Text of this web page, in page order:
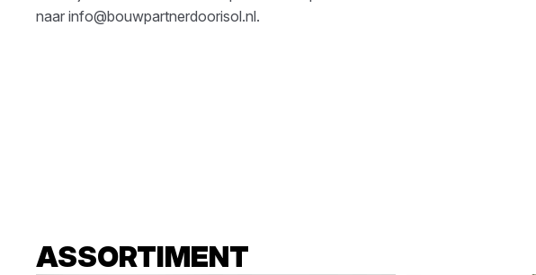
naar info@bouwpartnerdoorisol.nl.
ASSORTIMENT